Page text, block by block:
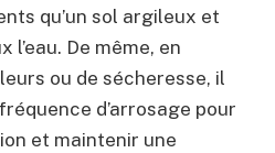
qu’un sol argileux et
l’eau. De même, en
ou de sécheresse, il
d’arrosage pour
et maintenir une